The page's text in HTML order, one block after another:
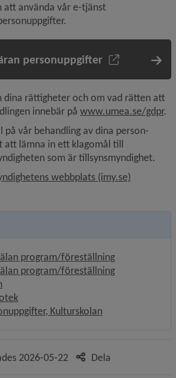
att använda vår e-tjänst
personuppgifter
dina rättigheter och om vad rätten att
innebär på www.umea.se/gdpr.
på vår behandling av dina person­
att lämna in ett klagomål till
som är tillsynsmyndighet.
webbplats (imy.se)
program/föreställning
program/föreställning
Kulturskolan
2026-05-22 Dela